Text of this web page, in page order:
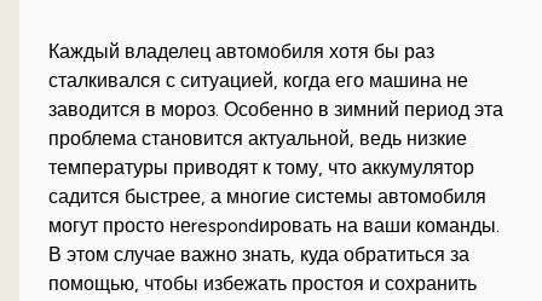
Каждый владелец автомобиля хотя бы раз
сталкивался с ситуацией, когда его машина не
заводится в мороз. Особенно в зимний период эта
проблема становится актуальной, ведь низкие
температуры приводят к тому, что аккумулятор
садится быстрее, а многие системы автомобиля
могут просто неrespondировать на ваши команды.
В этом случае важно знать, куда обратиться за
помощью, чтобы избежать простоя и сохранить